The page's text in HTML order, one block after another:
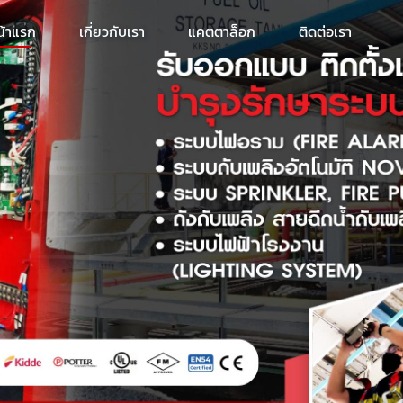
แรก เกี่ยวกับเรา แคตตาล็อก ติดต่อเรา